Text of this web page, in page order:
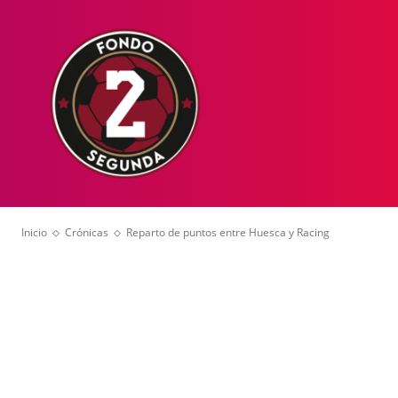
Inicio Crónicas Reparto de puntos entre Huesca y Racing